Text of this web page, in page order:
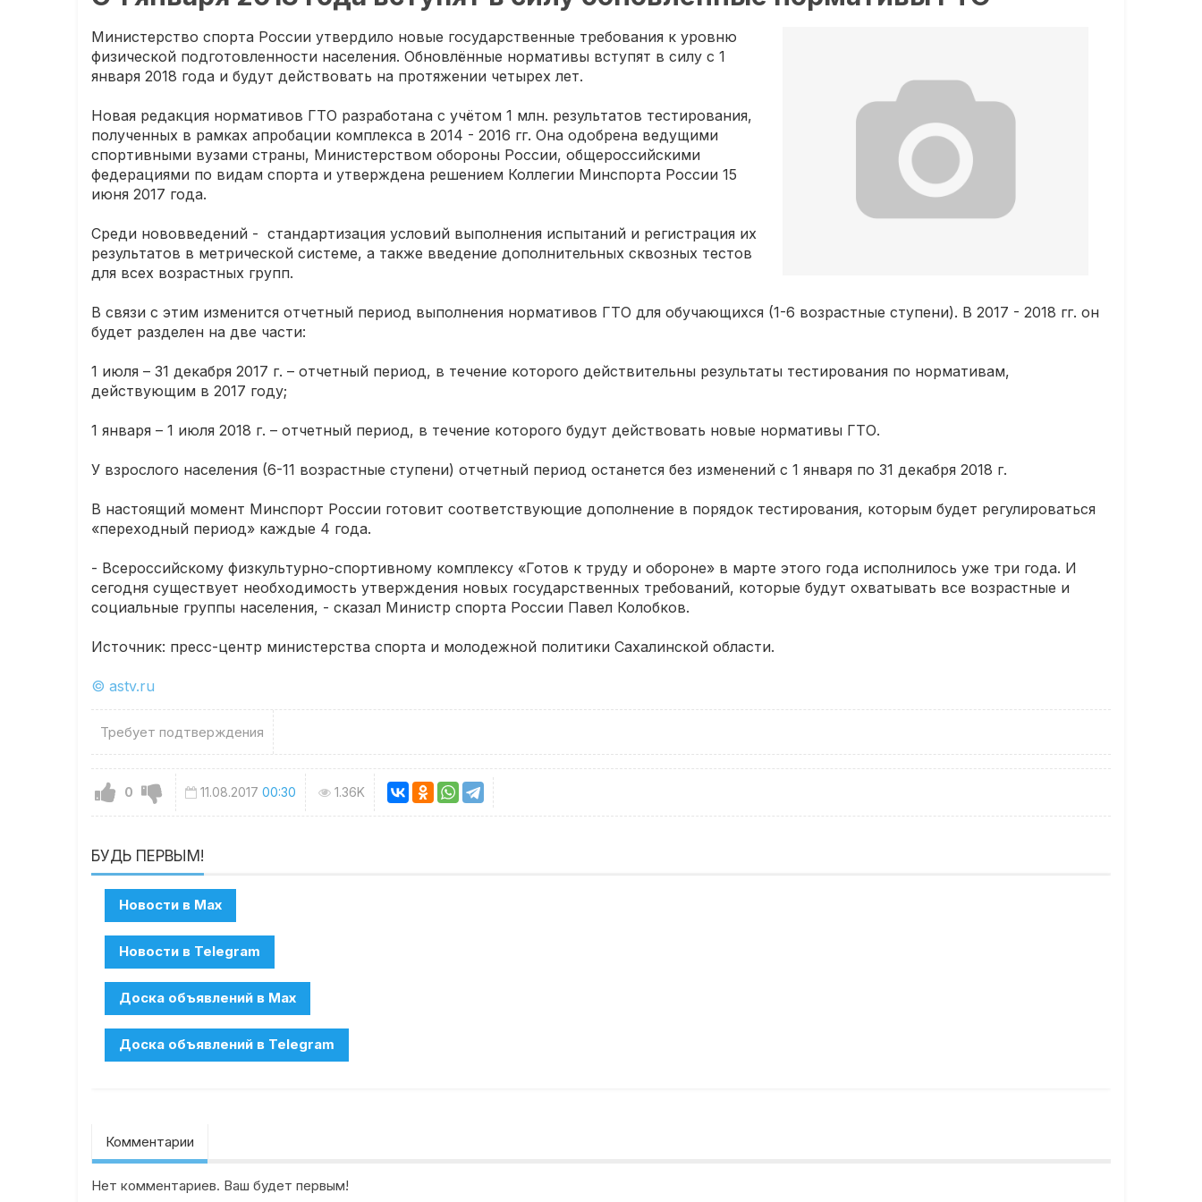
Министерство спорта России утвердило новые государственные требования к уровню
физической подготовленности населения. Обновлённые нормативы вступят в силу с 1
января 2018 года и будут действовать на протяжении четырех лет.
Новая редакция нормативов ГТО разработана с учётом 1 млн. результатов тестирования,
полученных в рамках апробации комплекса в 2014 - 2016 гг. Она одобрена ведущими
спортивными вузами страны, Министерством обороны России, общероссийскими
федерациями по видам спорта и утверждена решением Коллегии Минспорта России 15
июня 2017 года.
Среди нововведений - стандартизация условий выполнения испытаний и регистрация их
результатов в метрической системе, а также введение дополнительных сквозных тестов
для всех возрастных групп.
В связи с этим изменится отчетный период выполнения нормативов ГТО для обучающихся (1-6 возрастные ступени). В 2017 - 2018 гг. он
будет разделен на две части:
1 июля – 31 декабря 2017 г. – отчетный период, в течение которого действительны результаты тестирования по нормативам,
действующим в 2017 году;
1 января – 1 июля 2018 г. – отчетный период, в течение которого будут действовать новые нормативы ГТО.
У взрослого населения (6-11 возрастные ступени) отчетный период останется без изменений с 1 января по 31 декабря 2018 г.
В настоящий момент Минспорт России готовит соответствующие дополнение в порядок тестирования, которым будет регулироваться
«переходный период» каждые 4 года.
- Всероссийскому физкультурно-спортивному комплексу «Готов к труду и обороне» в марте этого года исполнилось уже три года. И
сегодня существует необходимость утверждения новых государственных требований, которые будут охватывать все возрастные и
социальные группы населения, - сказал Министр спорта России Павел Колобков.
Источник: пресс-центр министерства спорта и молодежной политики Сахалинской области.
© astv.ru
Требует подтверждения
0 11.08.2017 00:30 1.36K
БУДЬ ПЕРВЫМ!
Комментарии
Нет комментариев. Ваш будет первым!